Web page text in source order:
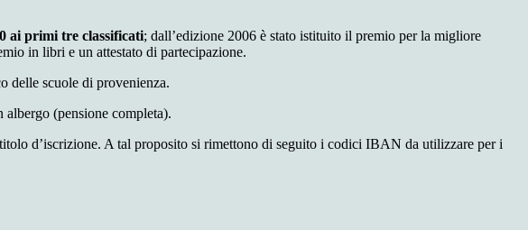
ai primi tre classificati; dall’edizione 2006 è stato istituito il premio per la migliore
in libri e un attestato di partecipazione.
delle scuole di provenienza.
(pensione completa).
d’iscrizione. A tal proposito si rimettono di seguito i codici IBAN da utilizzare per i